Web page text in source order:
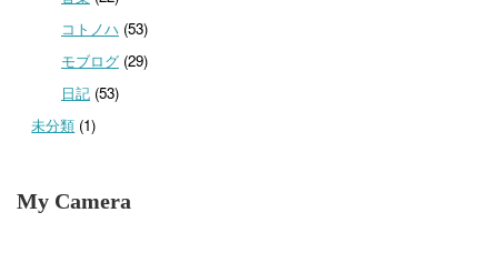
コトノハ (53)
モブログ(29)
日記(53)
未分類 (1)
My Camera